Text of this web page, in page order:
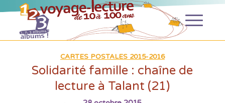
CARTES POSTALES 2015-2016
Solidarité famille : chaîne de
lecture à Talant (21)